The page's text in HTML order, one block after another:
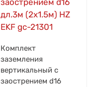
Комплект
заземления
вертикальный с
заострением d16